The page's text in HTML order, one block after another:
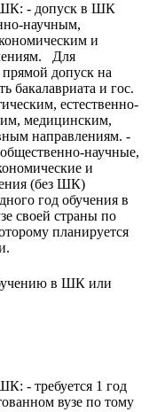
ШК: - допуск в ШК
научным,
и
Для
допуск на
бакалавриата и гос.
естественно-
медицинским,
направлениям. -
научные,
и
(без ШК)
год обучения в
своей страны по
планируется
в ШК или
- требуется 1 год
вузе по тому